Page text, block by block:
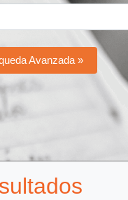
Avanzada »